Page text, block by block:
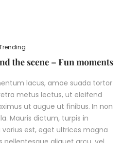
the scene – Fun moments
lacus, amae suada tortor
metus lectus, ut eleifend
ut augue ut finibus. In non
Mauris dictum, turpis in
est, eget ultrices magna